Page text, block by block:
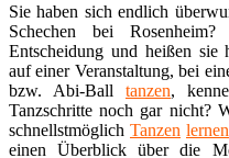
Sie haben sich endlich
Schechen bei
Entscheidung und heißen sie
auf einer Veranstaltung, bei
bzw. Abi-Ball tanzen,
Tanzschritte noch gar nicht?
schnellstmöglich Tanzen lernen
einen Überblick über die